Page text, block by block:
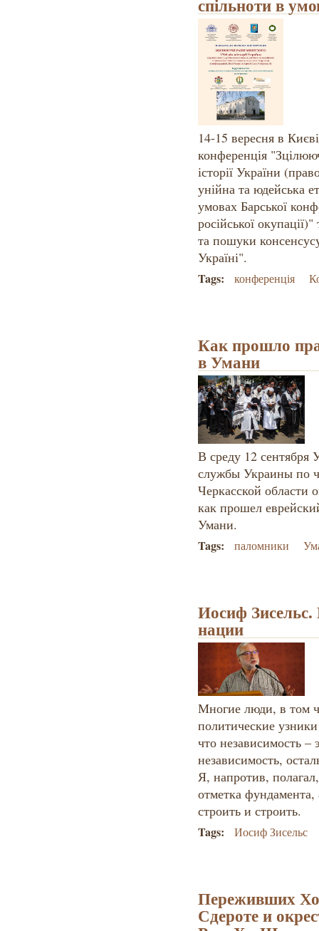
спільноти в
14-15 вересня в
конференція
історії України
унійна та юдейська
умовах Барської
російської
та пошуки
Україні".
Tags: конференція
Как прошло
в Умани
В среду 12 сентября
службы Украины по
Черкасской области
как прошел
Умани.
Tags: паломники
Иосиф
нации
Многие люди, в том
политические
что независимость –
независимость,
Я, напротив,
отметка
строить и строить.
Tags: Иосиф Зисельс
Переживших
Сдероте и